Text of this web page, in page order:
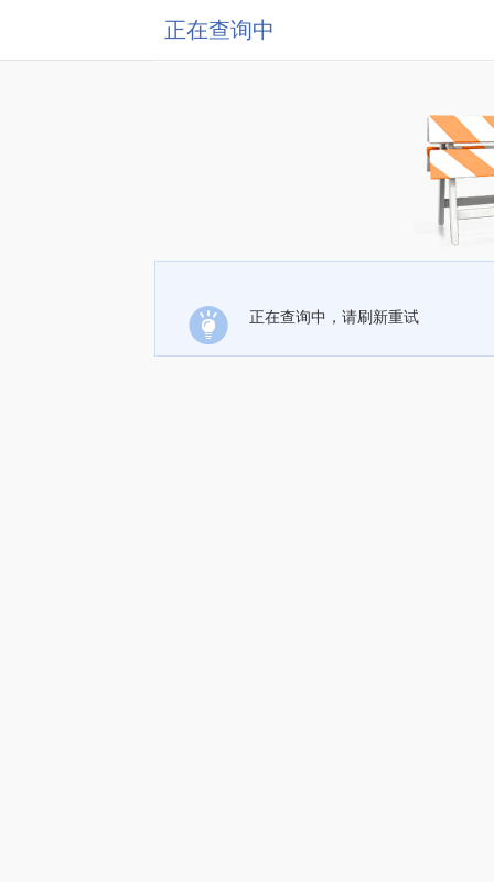
正在查询中
正在查询中，请刷新重试